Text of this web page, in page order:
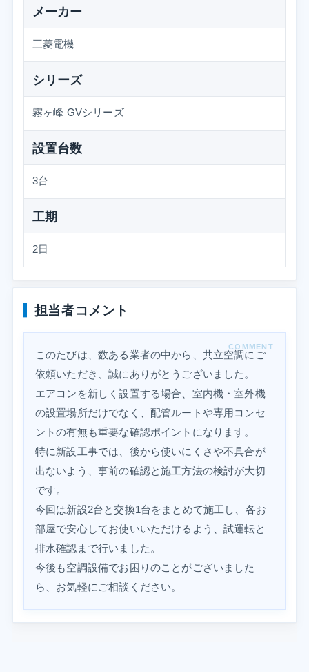
メーカー
三菱電機
シリーズ
霧ヶ峰 GVシリーズ
設置台数
3台
工期
2日
担当者コメント
このたびは、数ある業者の中から、共立空調にご
依頼いただき、誠にありがとうございました。
エアコンを新しく設置する場合、室内機・室外機
の設置場所だけでなく、配管ルートや専用コンセ
ントの有無も重要な確認ポイントになります。
特に新設工事では、後から使いにくさや不具合が
出ないよう、事前の確認と施工方法の検討が大切
です。
今回は新設2台と交換1台をまとめて施工し、各お
部屋で安心してお使いいただけるよう、試運転と
排水確認まで行いました。
今後も空調設備でお困りのことがございました
ら、お気軽にご相談ください。